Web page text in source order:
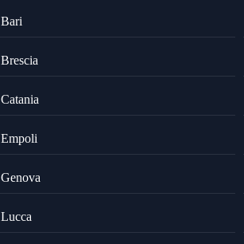
Bari
Brescia
Catania
Empoli
Genova
Lucca